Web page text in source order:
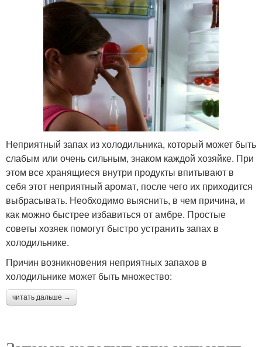
Неприятный запах из холодильника, который может быть
слабым или очень сильным, знаком каждой хозяйке. При
этом все хранящиеся внутри продукты впитывают в
себя этот неприятный аромат, после чего их приходится
выбрасывать. Необходимо выяснить, в чем причина, и
как можно быстрее избавиться от амбре. Простые
советы хозяек помогут быстро устранить запах в
холодильнике.
Причин возникновения неприятных запахов в
холодильнике может быть множество:
читать дальше →